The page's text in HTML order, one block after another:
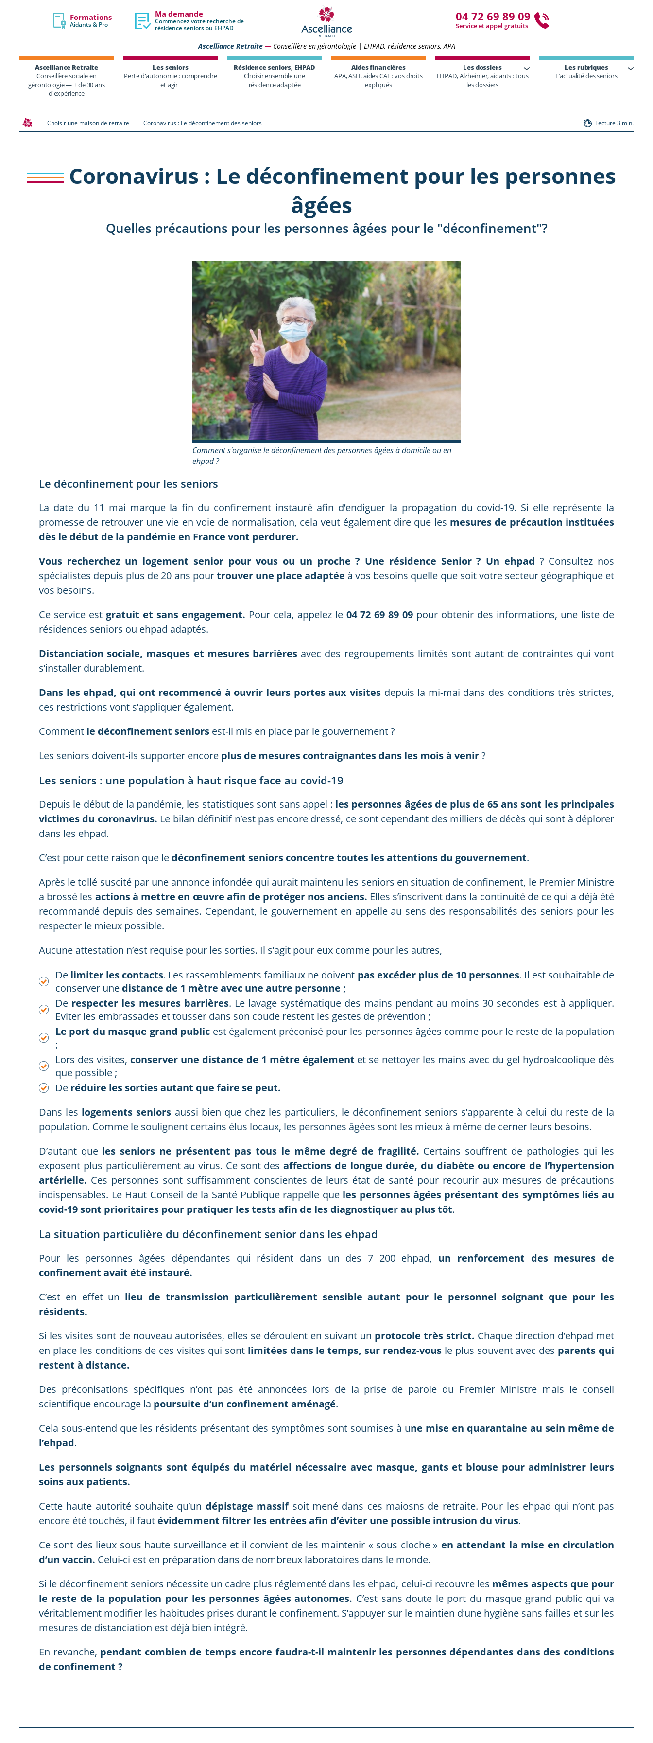
Formations
Aidants & Pro
Ma demande
Commencez votre recherche de
résidence seniors ou EHPAD
04 72 69 89 09
Service et appel gratuits
Ascelliance Retraite — Conseillère en gérontologie | EHPAD, résidence seniors, APA
Ascelliance Retraite
Conseillère sociale en
gérontologie — + de 30 ans
d'expérience
Les seniors
Perte d'autonomie : comprendre
et agir
Résidence seniors, EHPAD
Choisir ensemble une
résidence adaptée
Aides financières
APA, ASH, aides CAF : vos droits
expliqués
Les dossiers
EHPAD, Alzheimer, aidants : tous
les dossiers
Les rubriques
L’actualité des seniors
Choisir une maison de retraite Coronavirus : Le déconfinement des seniors Lecture 3 min.
Coronavirus : Le déconfinement pour les personnes
âgées
Quelles précautions pour les personnes âgées pour le "déconfinement"?
Comment s'organise le déconfinement des personnes âgées à domicile ou en
ehpad ?
Le déconfinement pour les seniors
La date du 11 mai marque la fin du confinement instauré afin d’endiguer la propagation du covid-19. Si elle représente la
promesse de retrouver une vie en voie de normalisation, cela veut également dire que les mesures de précaution instituées
dès le début de la pandémie en France vont perdurer.
Vous recherchez un logement senior pour vous ou un proche ? Une résidence Senior ? Un ehpad ? Consultez nos
spécialistes depuis plus de 20 ans pourtrouver une place adaptée à vos besoins quelle que soit votre secteur géographique et
vos besoins.
Ce service est gratuit et sans engagement. Pour cela, appelez le 04 72 69 89 09 pour obtenir des informations, une liste de
résidences seniors ou ehpad adaptés.
Distanciation sociale, masques et mesures barrières avec des regroupements limités sont autant de contraintes qui vont
s’installer durablement.
Dans les ehpad, qui ont recommencé à ouvrir leurs portes aux visitesdepuis la mi-mai dans des conditions très strictes,
ces restrictions vont s’appliquer également.
Comment le déconfinement seniors est-il mis en place par le gouvernement ?
Les seniors doivent-ils supporter encore plus de mesures contraignantes dans les mois à venir?
Les seniors : une population à haut risque face au covid-19
Depuis le début de la pandémie, les statistiques sont sans appel : les personnes âgées de plus de 65 ans sont les principales
victimes du coronavirus. Le bilan définitif n’est pas encore dressé, ce sont cependant des milliers de décès qui sont à déplorer
dans les ehpad.
C’est pour cette raison que le déconfinement seniors concentre toutes les attentions du gouvernement.
Après le tollé suscité par une annonce infondée qui aurait maintenu les seniors en situation de confinement, le Premier Ministre
a brossé les actions à mettre en œuvre afin de protéger nos anciens. Elles s’inscrivent dans la continuité de ce qui a déjà été
recommandé depuis des semaines. Cependant, le gouvernement en appelle au sens des responsabilités des seniors pour les
respecter le mieux possible.
Aucune attestation n’est requise pour les sorties. Il s’agit pour eux comme pour les autres,
De limiter les contacts. Les rassemblements familiaux ne doivent pas excéder plus de 10 personnes. Il est souhaitable de
conserver une distance de 1 mètre avec une autre personne ;
De respecter les mesures barrières. Le lavage systématique des mains pendant au moins 30 secondes est à appliquer.
Eviter les embrassades et tousser dans son coude restent les gestes de prévention ;
Le port du masque grand public est également préconisé pour les personnes âgées comme pour le reste de la population
;
Lors des visites, conserver une distance de 1 mètre également et se nettoyer les mains avec du gel hydroalcoolique dès
que possible ;
De réduire les sorties autant que faire se peut.
Dans les logements seniors aussi bien que chez les particuliers, le déconfinement seniors s’apparente à celui du reste de la
population. Comme le soulignent certains élus locaux, les personnes âgées sont les mieux à même de cerner leurs besoins.
D’autant que les seniors ne présentent pas tous le même degré de fragilité. Certains souffrent de pathologies qui les
exposent plus particulièrement au virus. Ce sont desaffections de longue durée, du diabète ou encore de l’hypertension
artérielle. Ces personnes sont suffisamment conscientes de leurs état de santé pour recourir aux mesures de précautions
indispensables. Le Haut Conseil de la Santé Publique rappelle que les personnes âgées présentant des symptômes liés au
covid-19 sont prioritaires pour pratiquer les tests afin de les diagnostiquer au plus tôt.
La situation particulière du déconfinement senior dans les ehpad
Pour les personnes âgées dépendantes qui résident dans un des 7 200 ehpad, un renforcement des mesures de
confinement avait été instauré.
C’est en effet un lieu de transmission particulièrement sensible autant pour le personnel soignant que pour les
résidents.
Si les visites sont de nouveau autorisées, elles se déroulent en suivant un protocole très strict. Chaque direction d’ehpad met
en place les conditions de ces visites qui sont limitées dans le temps, sur rendez-vous le plus souvent avec des parents qui
restent à distance.
Des préconisations spécifiques n’ont pas été annoncées lors de la prise de parole du Premier Ministre mais le conseil
scientifique encourage la poursuite d’un confinement aménagé.
Cela sous-entend que les résidents présentant des symptômes sont soumises à une mise en quarantaine au sein même de
l’ehpad.
Les personnels soignants sont équipés du matériel nécessaire avec masque, gants et blouse pour administrer leurs
soins aux patients.
Cette haute autorité souhaite qu’un dépistage massif soit mené dans ces maiosns de retraite. Pour les ehpad qui n’ont pas
encore été touchés, il faut évidemment filtrer les entrées afin d’éviter une possible intrusion du virus.
Ce sont des lieux sous haute surveillance et il convient de les maintenir « sous cloche » en attendant la mise en circulation
d’un vaccin. Celui-ci est en préparation dans de nombreux laboratoires dans le monde.
Si le déconfinement seniors nécessite un cadre plus réglementé dans les ehpad, celui-ci recouvre les mêmes aspects que pour
le reste de la population pour les personnes âgées autonomes. C’est sans doute le port du masque grand public qui va
véritablement modifier les habitudes prises durant le confinement. S’appuyer sur le maintien d’une hygiène sans failles et sur les
mesures de distanciation est déjà bien intégré.
En revanche, pendant combien de temps encore faudra-t-il maintenir les personnes dépendantes dans des conditions
de confinement ?